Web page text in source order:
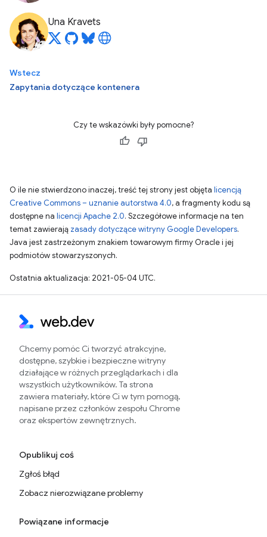
Una Kravets
Wstecz
Zapytania dotyczące kontenera
Czy te wskazówki były pomocne?
O ile nie stwierdzono inaczej, treść tej strony jest objęta licencją
Creative Commons – uznanie autorstwa 4.0, a fragmenty kodu są
dostępne na licencji Apache 2.0. Szczegółowe informacje na ten
temat zawierają zasady dotyczące witryny Google Developers.
Java jest zastrzeżonym znakiem towarowym firmy Oracle i jej
podmiotów stowarzyszonych.
Ostatnia aktualizacja: 2021-05-04 UTC.
Chcemy pomóc Ci tworzyć atrakcyjne,
dostępne, szybkie i bezpieczne witryny
działające w różnych przeglądarkach i dla
wszystkich użytkowników. Ta strona
zawiera materiały, które Ci w tym pomogą,
napisane przez członków zespołu Chrome
oraz ekspertów zewnętrznych.
Opublikuj coś
Zgłoś błąd
Zobacz nierozwiązane problemy
Powiązane informacje